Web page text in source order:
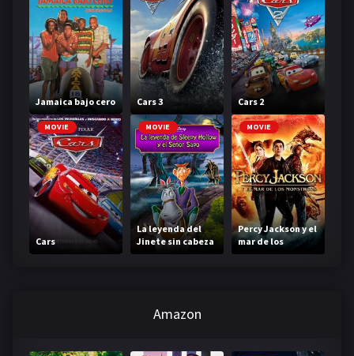
Jamaica bajo cero Cars 3 Cars 2
MOVIE
Cars
MOVIE
La leyenda del
Jinete sin cabeza
MOVIE
Percy Jackson y el
mar de los
monstruos
Amazon